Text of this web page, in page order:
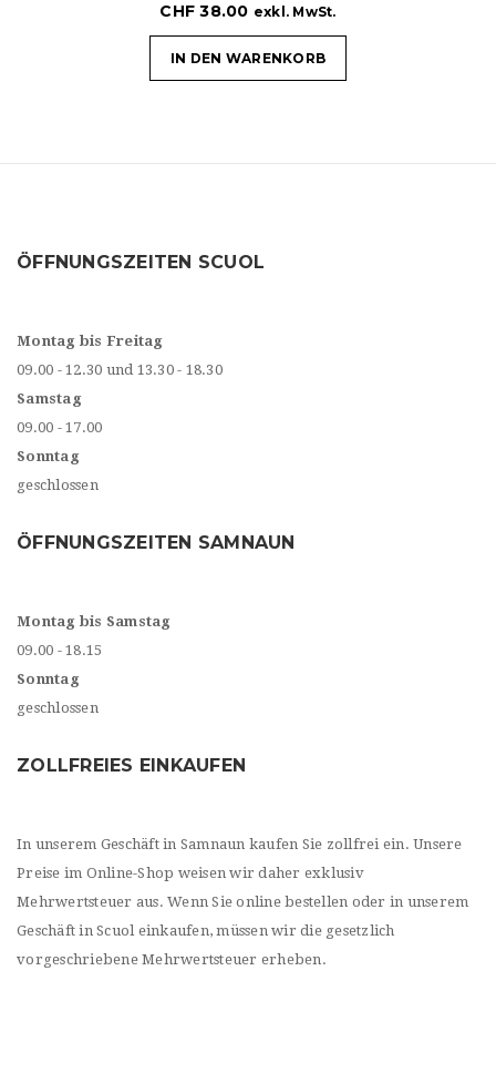
CHF 38.00 exkl. MwSt.
IN DEN WARENKORB
ÖFFNUNGSZEITEN SCUOL
Montag bis Freitag
09.00 - 12.30 und 13.30 - 18.30
Samstag
09.00 - 17.00
Sonntag
geschlossen
ÖFFNUNGSZEITEN SAMNAUN
Montag bis Samstag
09.00 - 18.15
Sonntag
geschlossen
ZOLLFREIES EINKAUFEN
In unserem Geschäft in Samnaun kaufen Sie zollfrei ein. Unsere
Preise im Online-Shop weisen wir daher exklusiv
Mehrwertsteuer aus. Wenn Sie online bestellen oder in unserem
Geschäft in Scuol einkaufen, müssen wir die gesetzlich
vorgeschriebene Mehrwertsteuer erheben.